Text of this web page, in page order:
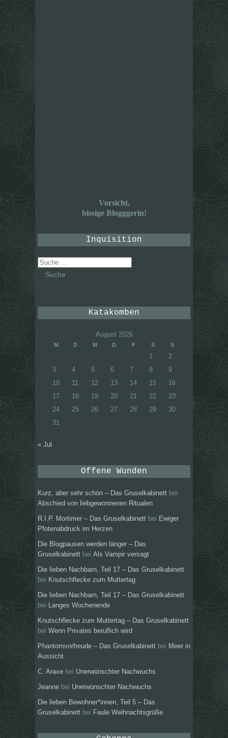
Vorsicht,
bissige Blogggerin!
Inquisition
Suche
nach:
Katakomben
August 2026
M D M D F S S
1
2
3
4 5 6 7 8
9
10
11 12 13 14 15
16
17
18 19 20 21 22
23
24
25 26 27 28 29
30
31
« Jul
Offene Wunden
Kurz, aber sehr schön – Das Gruselkabinett bei
Abschied von liebgewonnenen Ritualen
R.I.P. Mortimer – Das Gruselkabinett bei Ewiger
Pfotenabdruck im Herzen
Die Blogpausen werden länger – Das
Gruselkabinett bei Als Vampir versagt
Die lieben Nachbarn, Teil 17 – Das Gruselkabinett
bei Knutschflecke zum Muttertag
Die lieben Nachbarn, Teil 17 – Das Gruselkabinett
bei
Langes Wochenende
Knutschflecke zum Muttertag – Das Gruselkabinett
bei Wenn Privates beruflich wird
Phantomvorfreude – Das Gruselkabinett bei Meer in
Aussicht
C. Araxe bei Unerwünschter Nachwuchs
Jeanne bei Unerwünschter Nachwuchs
Die lieben Bewohner*innen, Teil 5 – Das
Gruselkabinett bei Faule Weihnachtsgrüße